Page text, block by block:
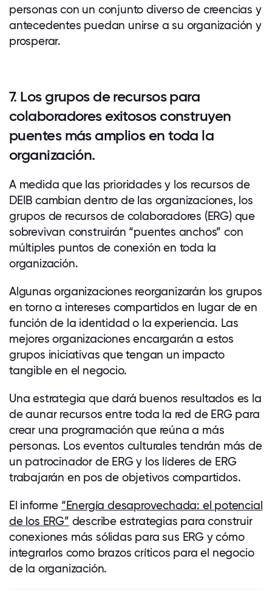
personas con un conjunto diverso de creencias y
antecedentes puedan unirse a su organización y
prosperar.
7. Los grupos de recursos para
colaboradores exitosos construyen
puentes más amplios en toda la
organización.
A medida que las prioridades y los recursos de
DEIB cambian dentro de las organizaciones, los
grupos de recursos de colaboradores (ERG) que
sobrevivan construirán “puentes anchos” con
múltiples puntos de conexión en toda la
organización.
Algunas organizaciones reorganizarán los grupos
en torno a intereses compartidos en lugar de en
función de la identidad o la experiencia. Las
mejores organizaciones encargarán a estos
grupos iniciativas que tengan un impacto
tangible en el negocio.
Una estrategia que dará buenos resultados es la
de aunar recursos entre toda la red de ERG para
crear una programación que reúna a más
personas. Los eventos culturales tendrán más de
un patrocinador de ERG y los líderes de ERG
trabajarán en pos de objetivos compartidos.
El informe “Energía desaprovechada: el potencial
de los ERG” describe estrategias para construir
conexiones más sólidas para sus ERG y cómo
integrarlos como brazos críticos para el negocio
de la organización.